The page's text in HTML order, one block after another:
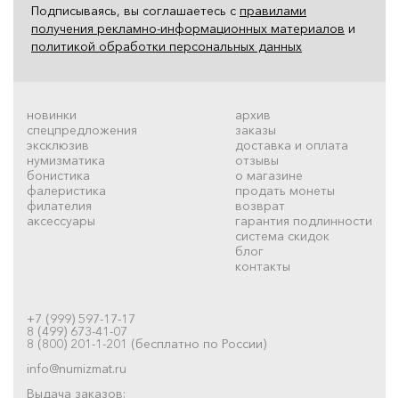
Подписываясь, вы соглашаетесь с правилами
получения рекламно-информационных материалов и
политикой обработки персональных данных
новинки
спецпредложения
эксклюзив
нумизматика
бонистика
фалеристика
филателия
аксессуары
архив
заказы
доставка и оплата
отзывы
о магазине
продать монеты
возврат
гарантия подлинности
система скидок
блог
контакты
+7 (999) 597-17-17
8 (499) 673-41-07
8 (800) 201-1-201 (бесплатно по России)
info@numizmat.ru
Выдача заказов: